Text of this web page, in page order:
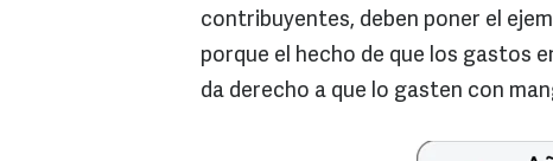
contribuyentes, deben poner el
porque el hecho de que los gastos
da derecho a que lo gasten con